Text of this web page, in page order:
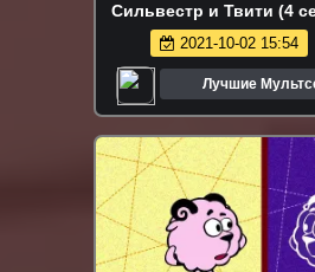
Сильвестр и Твити (4
2021-10-02 15:54
Лучшие